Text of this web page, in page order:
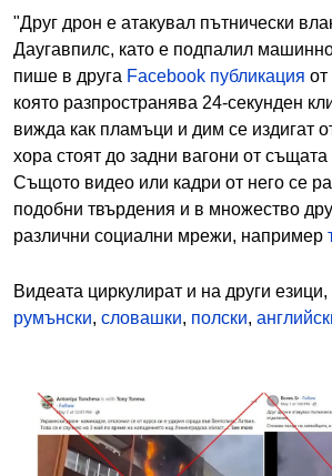
"Друг дрон е атакувал пътнически
Даугавпилс, като е подпалил
пише в друга Facebook публикация
която разпространява 24-секунден
вижда как пламъци и дим се издигат
хора стоят до задни вагони от
Същото видео или кадри от него се
подобни твърдения и в множество
различни социални мрежи, например
Видеата циркулират и на други езици,
румънски, словашки, полски,
Image